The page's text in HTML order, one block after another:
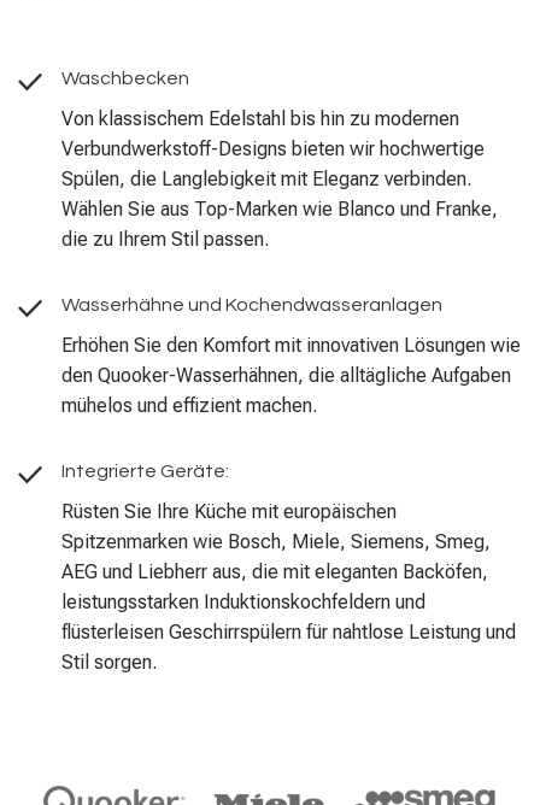
Waschbecken
Von klassischem Edelstahl bis hin zu modernen
Verbundwerkstoff-Designs bieten wir hochwertige
Spülen, die Langlebigkeit mit Eleganz verbinden.
Wählen Sie aus Top-Marken wie Blanco und Franke,
die zu Ihrem Stil passen.
Wasserhähne und Kochendwasseranlagen
Erhöhen Sie den Komfort mit innovativen Lösungen wie
den Quooker-Wasserhähnen, die alltägliche Aufgaben
mühelos und effizient machen.
Integrierte Geräte:
Rüsten Sie Ihre Küche mit europäischen
Spitzenmarken wie Bosch, Miele, Siemens, Smeg,
AEG und Liebherr aus, die mit eleganten Backöfen,
leistungsstarken Induktionskochfeldern und
flüsterleisen Geschirrspülern für nahtlose Leistung und
Stil sorgen.